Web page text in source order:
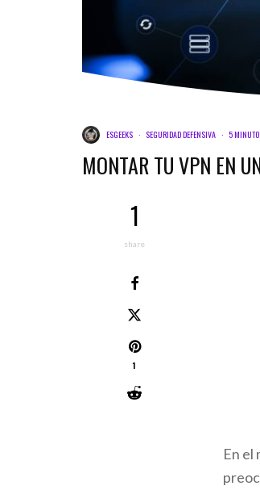
ESGEEKS · SEGURIDAD DEFENSIVA · 5
MONTAR TU VPN EN
1
share
1
En el